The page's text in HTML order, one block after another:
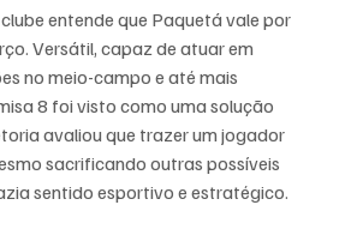
entende que Paquetá vale por
Versátil, capaz de atuar em
no meio-campo e até mais
8 foi visto como uma solução
avaliou que trazer um jogador
sacrificando outras possíveis
sentido esportivo e estratégico.